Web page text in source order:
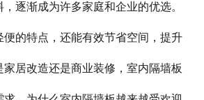
逐渐成为许多家庭和企业的优选。
的特点，还能有效节省空间，提升
居改造还是商业装修，室内隔墙板